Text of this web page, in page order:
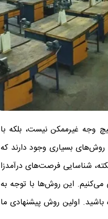
به هیچ وجه غیرممکن نیست، بلکه با
روش‌های بسیاری وجود دارند که
شناسایی فرصت‌های درآمدزا
این هدف معرفی می‌کنیم. این روش‌ها با توجه به
باشید. اولین روش پیشنهادی ما